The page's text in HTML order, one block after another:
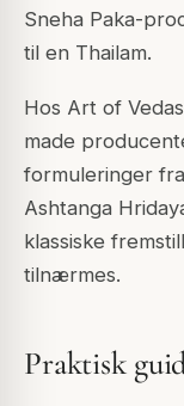
Sneha Paka-
til en Thailam.
Hos Art of
made
formuleringer
Ashtanga
klassiske
tilnærmes.
Praktisk